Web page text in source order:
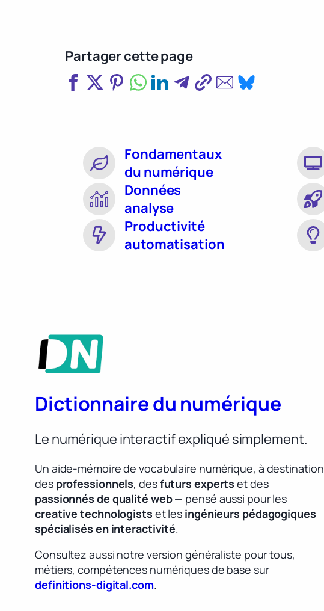
Partager cette page
Fondamentaux
du numérique
Données
analyse
Productivité
automatisation
Dictionnaire du numérique
Le numérique interactif expliqué simplement.
Un aide-mémoire de vocabulaire numérique, à destination
des professionnels, desfuturs experts et des
passionnés de qualité web— pensé aussi pour les
creative technologists et les ingénieurs pédagogiques
spécialisés en interactivité.
Consultez aussi notre version généraliste pour tous,
métiers, compétences numériques de base sur
definitions-digital.com.